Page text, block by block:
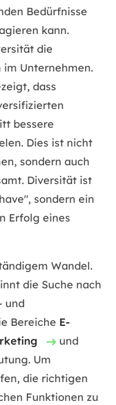
Bedürfnisse
kann.
die
Unternehmen.
dass
bessere
Dies ist nicht
sondern auch
Diversität ist
sondern ein
Erfolg eines
Wandel.
die Suche nach
und
Bereiche E-
und
Um
die richtigen
Funktionen zu